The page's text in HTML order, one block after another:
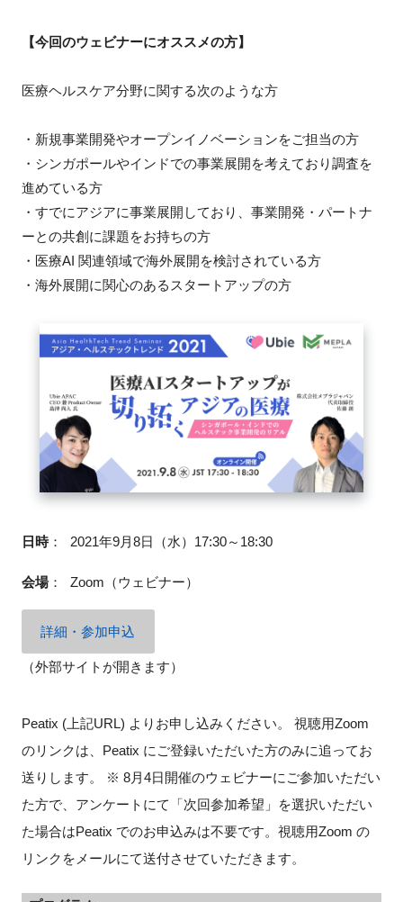
施設・アクセス
FAQ
イベントお知らせメール登録
【今回のウェビナーにオススメの方】
医療ヘルスケア分野に関する次のような方
・新規事業開発やオープンイノベーションをご担当の方
・シンガポールやインドでの事業展開を考えており調査を
進めている方
・すでにアジアに事業展開しており、事業開発・パートナ
ーとの共創に課題をお持ちの方
・医療AI 関連領域で海外展開を検討されている方
・海外展開に関心のあるスタートアップの方
日時： 2021年9月8日（水）17:30～18:30
会場： Zoom（ウェビナー）
詳細・参加申込
（外部サイトが開きます）
Peatix (上記URL) よりお申し込みください。 視聴用Zoom
のリンクは、Peatix にご登録いただいた方のみに追ってお
送りします。 ※ 8月4日開催のウェビナーにご参加いただい
た方で、アンケートにて「次回参加希望」を選択いただい
た場合はPeatix でのお申込みは不要です。視聴用Zoom の
リンクをメールにて送付させていただきます。